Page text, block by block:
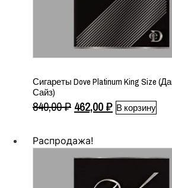
Сигареты Dove Platinum King Size
Сайз)
840,00₽ Первоначальная
составляла
840,00 ₽.
462,00₽Текущая
В корзину
Распродажа!